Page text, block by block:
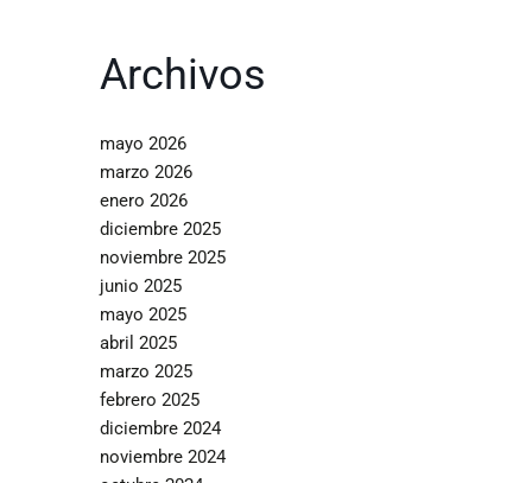
Archivos
mayo 2026
marzo 2026
enero 2026
diciembre 2025
noviembre 2025
junio 2025
mayo 2025
abril 2025
marzo 2025
febrero 2025
diciembre 2024
noviembre 2024